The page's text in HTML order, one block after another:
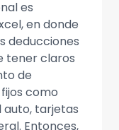
es
en donde
deducciones
tener claros
de
como
auto, tarjetas
Entonces,